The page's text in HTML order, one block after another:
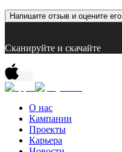
Напишите отзыв и оцените его.
Сканируйте и скачайте
О нас
Кампании
Проекты
Карьера